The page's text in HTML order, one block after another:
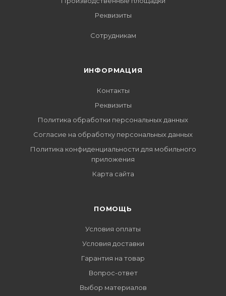
Реквизиты
Сотрудникам
ИНФОРМАЦИЯ
Контакты
Реквизиты
Политика обработки персональных данных
Согласие на обработку персональных данных
Политика конфиденциальности для мобильного
приложения
Карта сайта
ПОМОЩЬ
Условия оплаты
Условия доставки
Гарантия на товар
Вопрос-ответ
Выбор материалов